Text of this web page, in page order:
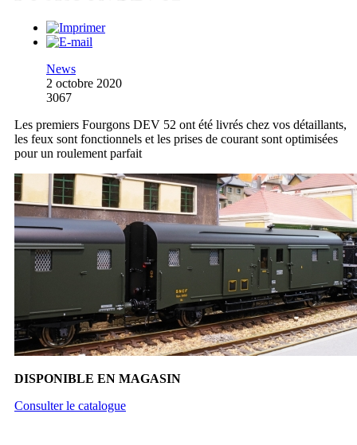
News
2 octobre 2020
3067
Les premiers Fourgons DEV 52 ont été livrés chez vos détaillants,
les feux sont fonctionnels et les prises de courant sont optimisées
pour un roulement parfait
DISPONIBLE EN MAGASIN
Consulter le catalogue